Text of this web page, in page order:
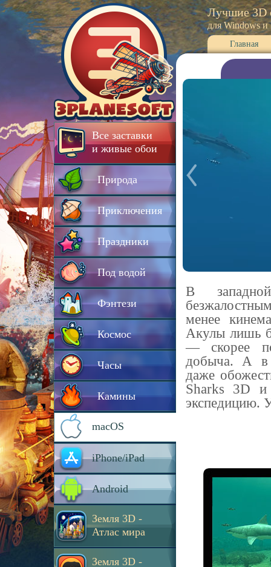
Все заставки
и живые обои
Природа
Приключения
Праздники
Под водой
Фэнтези
Космос
Часы
Камины
macOS
iPhone/iPad
Android
Земля 3D -
Атлас мира
Земля 3D -
Лучшие 3D
для Windows и
Главная
В
менее
Акулы лишь
— скорее
добыча. А в
даже
Sharks 3D и
экспедицию.